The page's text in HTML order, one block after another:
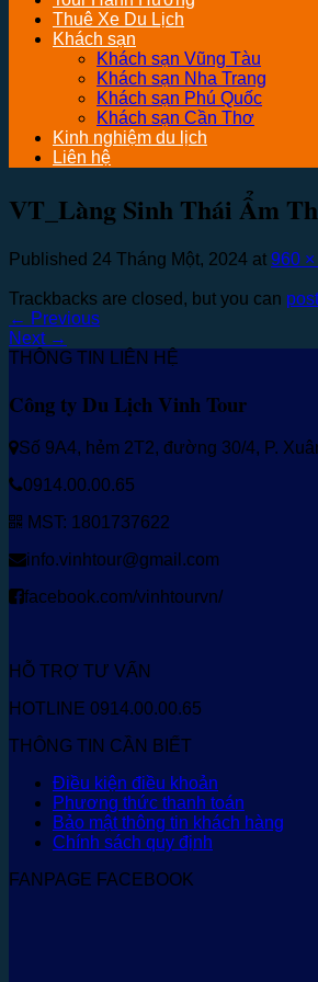
Thuê Xe Du Lịch
Khách sạn
Khách sạn Vũng Tàu
Khách sạn Nha Trang
Khách sạn Phú Quốc
Khách sạn Cần Thơ
Kinh nghiệm du lịch
Liên hệ
VT_Làng Sinh Thái Ẩm
Published 24 Tháng Một, 2024 at 960
Trackbacks are closed, but you can
← Previous
Next →
THÔNG TIN LIÊN HỆ
Công ty Du Lịch Vinh Tour
Số 9A4, hẻm 2T2, đường 30/4, P.
0914.00.00.65
MST: 1801737622
info.vinhtour@gmail.com
facebook.com/vinhtourvn/
HỖ TRỢ TƯ VẤN
HOTLINE 0914.00.00.65
THÔNG TIN CẦN BIẾT
Điều kiện điều khoản
Phương thức thanh toán
Bảo mật thông tin khách hàng
Chính sách quy định
FANPAGE FACEBOOK